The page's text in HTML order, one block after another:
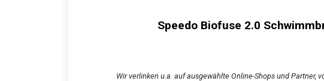
Speedo Biofuse 2.0
Wir verlinken u.a. auf ausgewählte Online-Shops und Partner,